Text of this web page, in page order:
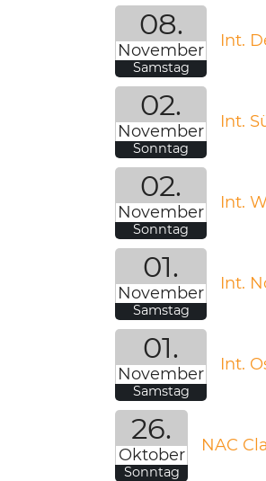
08.
November
Samstag
Int.
02.
November
Sonntag
Int.
02.
November
Sonntag
Int.
01.
November
Samstag
Int.
01.
November
Samstag
Int.
26.
Oktober
Sonntag
NAC